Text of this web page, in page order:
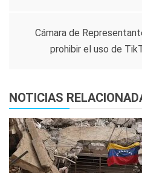
entradas
Cámara de
prohibir el uso de
NOTICIAS